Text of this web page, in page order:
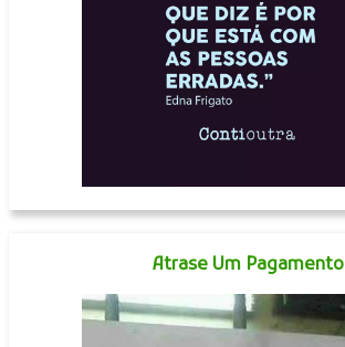
Atrase Um Pagamento